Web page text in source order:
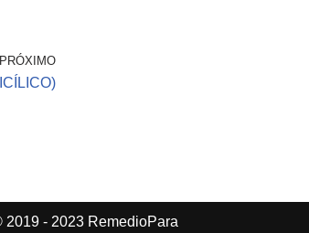
PRÓXIMO
2019 - 2023 RemedioPara